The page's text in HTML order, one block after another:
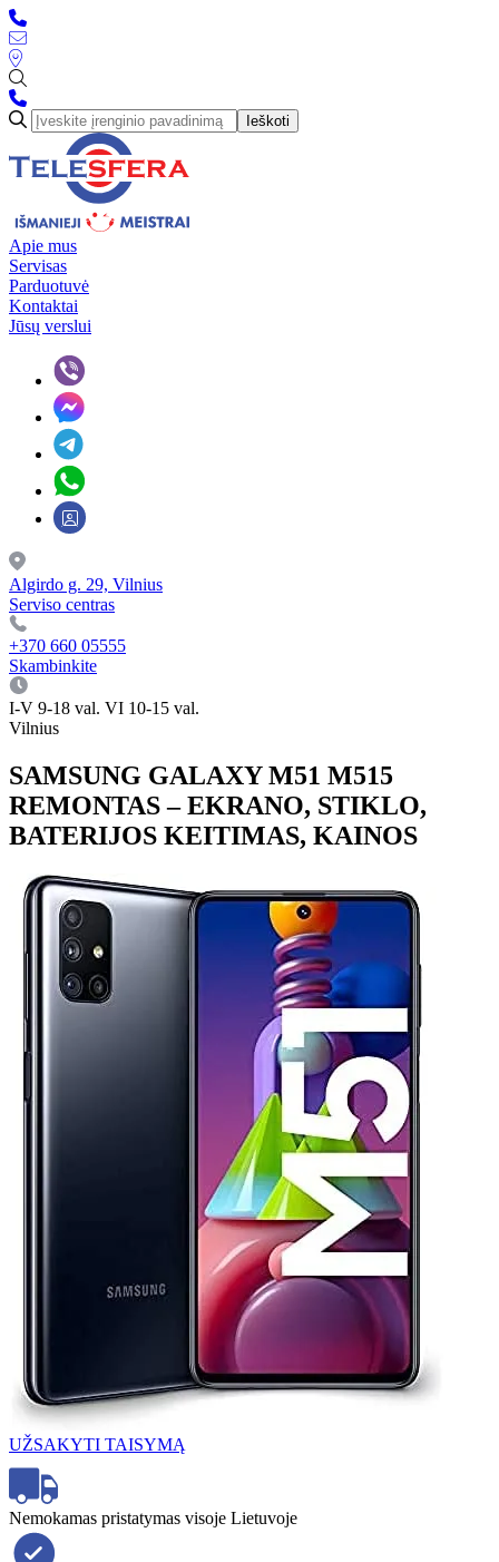
Ieškoti
Apie mus
Servisas
Parduotuvė
Kontaktai
Jūsų verslui
Algirdo g. 29, Vilnius
Serviso centras
+370 660 05555
Skambinkite
I-V 9-18 val. VI 10-15 val.
Vilnius
SAMSUNG GALAXY M51 M515
REMONTAS – EKRANO, STIKLO,
BATERIJOS KEITIMAS, KAINOS
UŽSAKYTI TAISYMĄ
Nemokamas pristatymas visoje Lietuvoje